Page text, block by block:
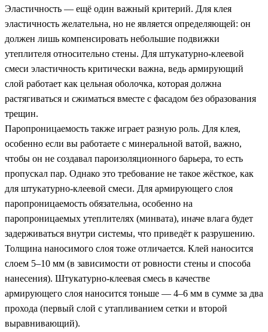
Эластичность — ещё один важный критерий. Для клея
эластичность желательна, но не является определяющей: он
должен лишь компенсировать небольшие подвижки
утеплителя относительно стены. Для штукатурно-клеевой
смеси эластичность критически важна, ведь армирующий
слой работает как цельная оболочка, которая должна
растягиваться и сжиматься вместе с фасадом без образования
трещин.
Паропроницаемость также играет разную роль. Для клея,
особенно если вы работаете с минеральной ватой, важно,
чтобы он не создавал пароизоляционного барьера, то есть
пропускал пар. Однако это требование не такое жёсткое, как
для штукатурно-клеевой смеси. Для армирующего слоя
паропроницаемость обязательна, особенно на
паропроницаемых утеплителях (минвата), иначе влага будет
задерживаться внутри системы, что приведёт к разрушению.
Толщина наносимого слоя тоже отличается. Клей наносится
слоем 5–10 мм (в зависимости от ровности стены и способа
нанесения). Штукатурно-клеевая смесь в качестве
армирующего слоя наносится тоньше — 4–6 мм в сумме за два
прохода (первый слой с утапливанием сетки и второй
выравнивающий).